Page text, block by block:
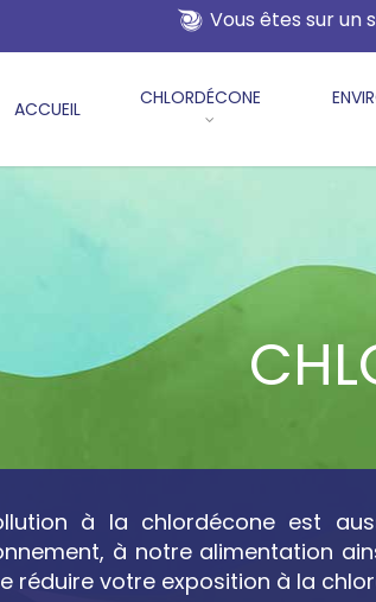
Vous êtes sur un
ACCUEIL CHLORDÉCONE
à la chlordécone est
à notre alimentation
réduire votre exposition à la